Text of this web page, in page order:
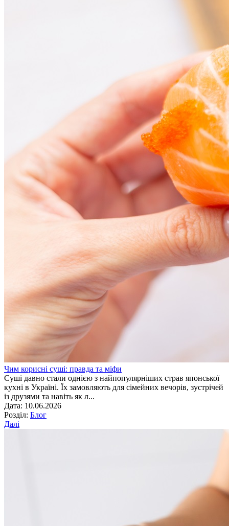
Чим корисні суші: правда та міфи
Суші давно стали однією з найпопулярніших страв японської
кухні в Україні. Їх замовляють для сімейних вечорів, зустрічей
із друзями та навіть як л...
Дата: 10.06.2026
Розділ: Блог
Далі